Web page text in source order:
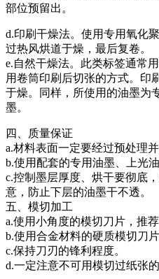
部位预留出。
d.印刷干燥法。使用专用氧化
过热风烘道于燥，最后复卷。
e.自然干燥法。此类标签通常
用卷筒印刷后切张的方式。印
于燥。同样，所使用的油墨为
墨。
四、质量保证
a.材料表面一定要经过预处理并
b.使用配套的专用油墨、上光
c.控制墨层厚度、烘干要彻底
意，防止下层的油墨干不透。
五、模切加工
a.使用小角度的模切刀片，推荐
b.使用合金材料的硬质模切刀片
c.保持刀刃的锋利程度。
d.一定注意不可用模切过纸张